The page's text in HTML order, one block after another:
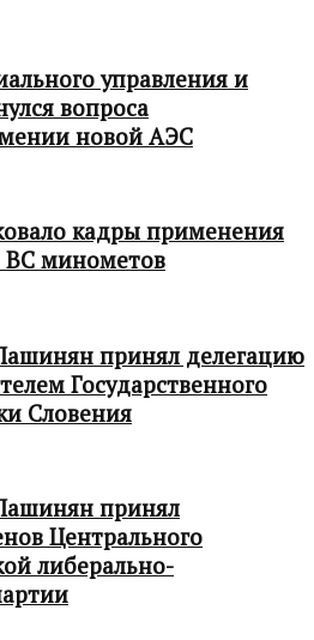
управления и
вопроса
новой АЭС
кадры применения
ВС минометов
принял делегацию
Государственного
Словения
принял
Центрального
либерально-